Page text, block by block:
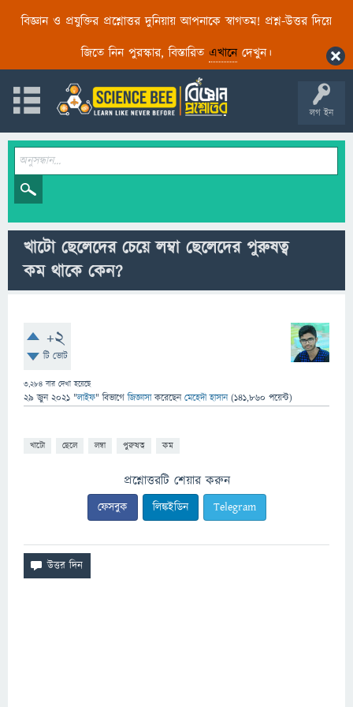
বিজ্ঞান ও প্রযুক্তির প্রশ্নোত্তর দুনিয়ায় আপনাকে স্বাগতম! প্রশ্ন-উত্তর দিয়ে
জিতে নিন পুরস্কার, বিস্তারিত এখানেদেখুন।
লগ ইন
খাটো ছেলেদের চেয়ে লম্বা ছেলেদের পুরুষত্ব
কম থাকে কেন?
+2
টি ভোট
3,284 বার দেখা হয়েছে
29 জুন 2021 "লাইফ" বিভাগে জিজ্ঞাসাকরেছেনমেহেদী হাসান (141,860 পয়েন্ট)
খাটো ছেলে লম্বা পুরুষত্ব কম
প্রশ্নোত্তরটি শেয়ার করুন
ফেসবুক লিঙ্কইডিন Telegram